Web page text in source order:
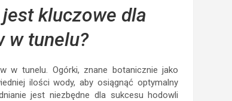
kluczowe dla
w tunelu?
w tunelu. Ogórki, znane botanicznie jako
ilości wody, aby osiągnąć optymalny
jest niezbędne dla sukcesu hodowli